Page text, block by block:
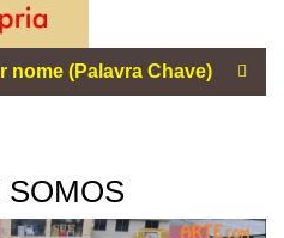
SOMOS